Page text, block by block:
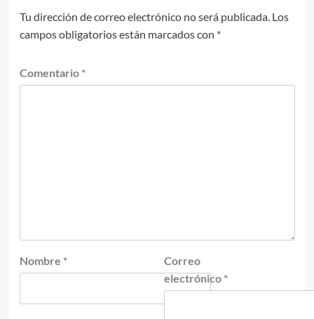
Tu dirección de correo electrónico no será publicada. Los
campos obligatorios están marcados con *
Comentario *
Nombre *
Correo
electrónico *